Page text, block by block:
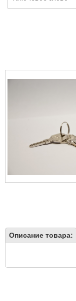
Описание товара: